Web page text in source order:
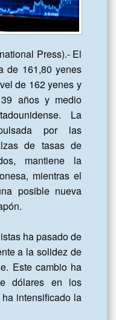
Press).- El
de 161,80 yenes
de 162 yenes y
años y medio
La
por las
de tasas de
mantiene la
mientras el
posible nueva
ha pasado de
a la solidez de
Este cambio ha
dólares en los
intensificado la